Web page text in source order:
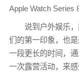
Apple Watch Series
说到户外娱乐，
们的第一印象，也
一段更长的时间，
一次露营活动，来